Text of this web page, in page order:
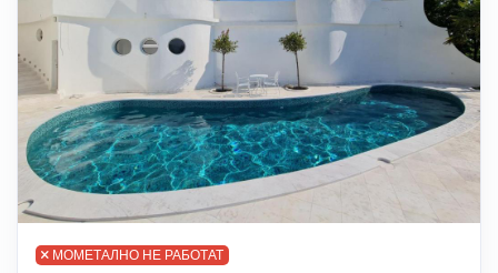
МОМЕТАЛНО НЕ РАБОТАТ